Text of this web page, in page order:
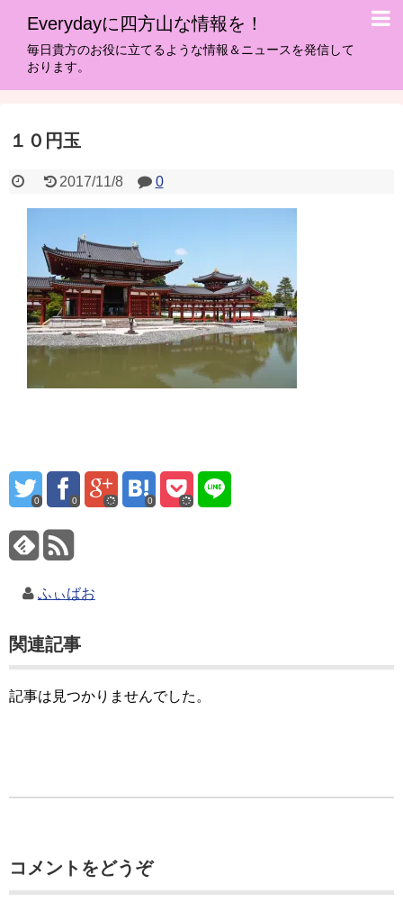
Everydayに四方山な情報を！
毎日貴方のお役に立てるような情報＆ニュースを発信して
おります。
１０円玉
2017/11/8 0
0 0 0
ふぃばお
関連記事
記事は見つかりませんでした。
コメントをどうぞ